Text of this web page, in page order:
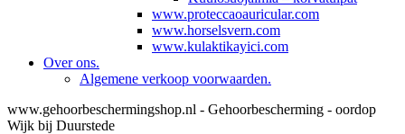
www.proteccaoauricular.com
www.horselsvern.com
www.kulaktikayici.com
Over ons.
Algemene verkoop voorwaarden.
www.gehoorbeschermingshop.nl - Gehoorbescherming - oordop
Wijk bij Duurstede